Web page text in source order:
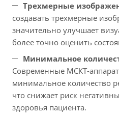
Трехмерные
создавать трехмерные
значительно улучшает
более точно оценить
Минимальное
Современные МСКТ-
минимальное количество
что снижает риск
здоровья пациента.